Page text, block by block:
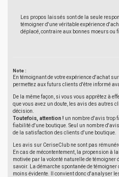
Les propos laissés sont de la seule
témoigner d'une véritable expérience
déplacé, contraire aux bonnes moeurs ou
Note :
En témoignant de votre expérience d'achat
permettez aux futurs clients d'être informé
De la même façon, si vous vous apprêtez à
que vous avez un doute, les avis des autres
décision.
Toutefois, attention ! un nombre d'avis trop
fiabilité d'une boutique. Seul un nombre
de la satisfaction des clients d'une boutique.
Les avis sur CeriseClub ne sont pas
En cas de mécontentement, la propension à
motivée par la volonté naturelle de témoigner
savoir. La démarche spontanée de
moins évidente. Il convient donc d'analyser